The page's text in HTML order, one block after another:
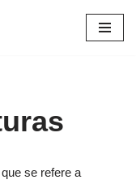
se refere a